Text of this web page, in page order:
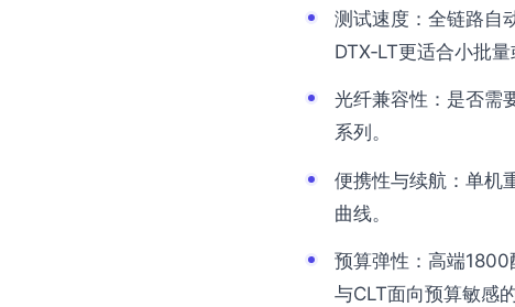
测试速度：全链路自
DTX‑LT更适合小批量
光纤兼容性：是否需
系列。
便携性与续航：单机
曲线。
预算弹性：高端
与CLT面向预算敏感